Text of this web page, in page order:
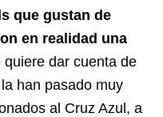
que gustan de
en realidad una
quiere dar cuenta de
han pasado muy
al Cruz Azul, a